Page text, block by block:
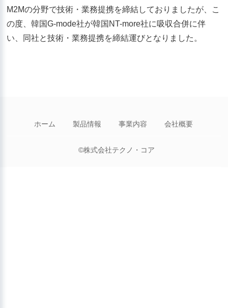
M2Mの分野で技術・業務提携を締結しておりましたが、こ
の度、韓国G-mode社が韓国NT-more社に吸収合併に伴
い、同社と技術・業務提携を締結運びとなりました。
ホーム 製品情報 事業内容 会社概要
©株式会社テクノ・コア